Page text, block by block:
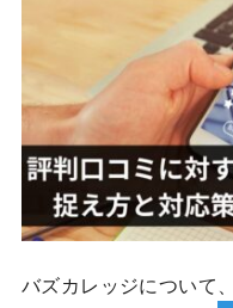
バズカレッジについて